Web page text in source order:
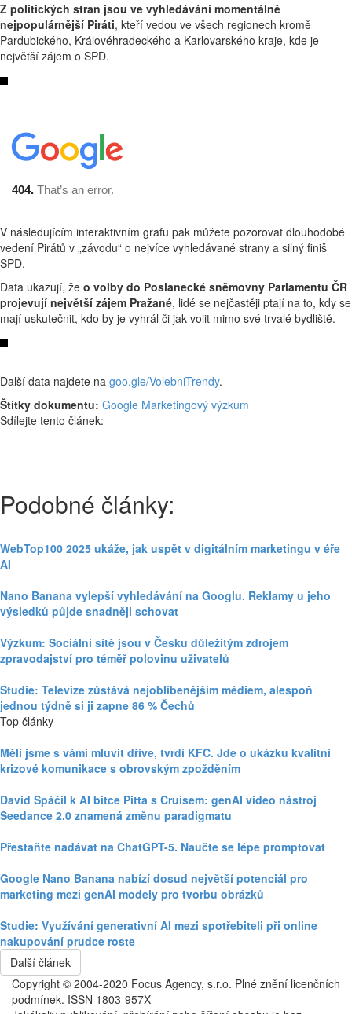
Z politických stran jsou ve vyhledávání momentálně
nejpopulárnější Piráti, kteří vedou ve všech regionech kromě
Pardubického, Královéhradeckého a Karlovarského kraje, kde je
největší zájem o SPD.
V následujícím interaktivním grafu pak můžete pozorovat dlouhodobé
vedení Pirátů v „závodu“ o nejvíce vyhledávané strany a silný finiš
SPD.
Data ukazují, že o volby do Poslanecké sněmovny Parlamentu ČR
projevují největší zájem Pražané, lidé se nejčastěji ptají na to, kdy se
mají uskutečnit, kdo by je vyhrál či jak volit mimo své trvalé bydliště.
Další data najdete na goo.gle/VolebniTrendy.
Štítky dokumentu: Google Marketingový výzkum
Sdílejte tento článek:
Podobné články:
WebTop100 2025 ukáže, jak uspět v digitálním marketingu v éře
AI
Nano Banana vylepší vyhledávání na Googlu. Reklamy u jeho
výsledků půjde snadněji schovat
Výzkum: Sociální sítě jsou v Česku důležitým zdrojem
zpravodajství pro téměř polovinu uživatelů
Studie: Televize zůstává nejoblíbenějším médiem, alespoň
jednou týdně si ji zapne 86 % Čechů
Top články
Měli jsme s vámi mluvit dříve, tvrdí KFC. Jde o ukázku kvalitní
krizové komunikace s obrovským zpožděním
David Spáčil k AI bitce Pitta s Cruisem: genAI video nástroj
Seedance 2.0 znamená změnu paradigmatu
Přestaňte nadávat na ChatGPT-5. Naučte se lépe promptovat
Google Nano Banana nabízí dosud největší potenciál pro
marketing mezi genAI modely pro tvorbu obrázků
Studie: Využívání generativní AI mezi spotřebiteli při online
nakupování prudce roste
Další článek
Copyright © 2004-2020 Focus Agency, s.r.o. Plné znění licenčních
podmínek. ISSN 1803-957X